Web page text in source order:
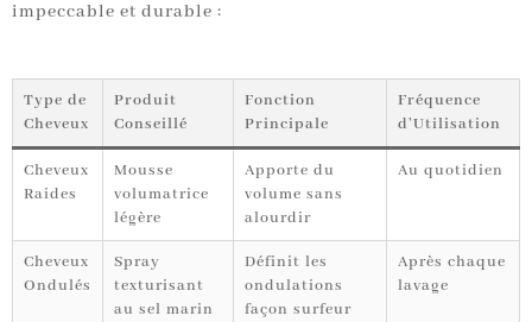
impeccable et durable :
Type de
Cheveux
Produit
Conseillé
Fonction
Principale
Fréquence
d’Utilisation
Cheveux
Raides
Mousse
volumatrice
légère
Apporte du
volume sans
alourdir
Au quotidien
Cheveux
Ondulés
Spray
texturisant
au sel marin
Définit les
ondulations
façon surfeur
Après chaque
lavage